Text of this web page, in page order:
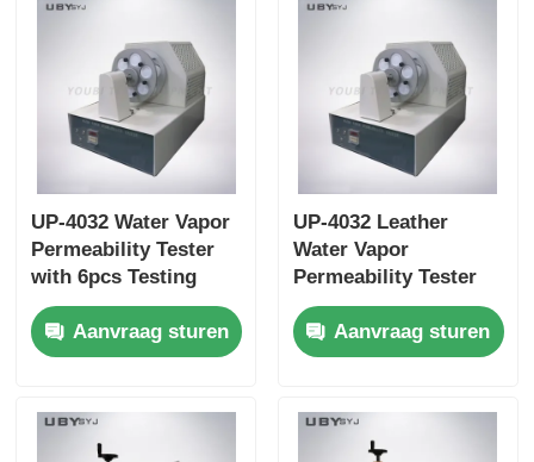
UP-4032 Water Vapor
Permeability Tester
with 6pcs Testing
Bottle, 75 ±5cpm
Bottles Holder Speed,
and 30±1 mm Bottle
Leather and Textile
Aanvraag sturen
UP-4032 Leather
Water Vapor
Permeability Tester
with 6pcs Testing
Bottle for Footwear
EN ISO 20344 SATRA
Aanvraag sturen